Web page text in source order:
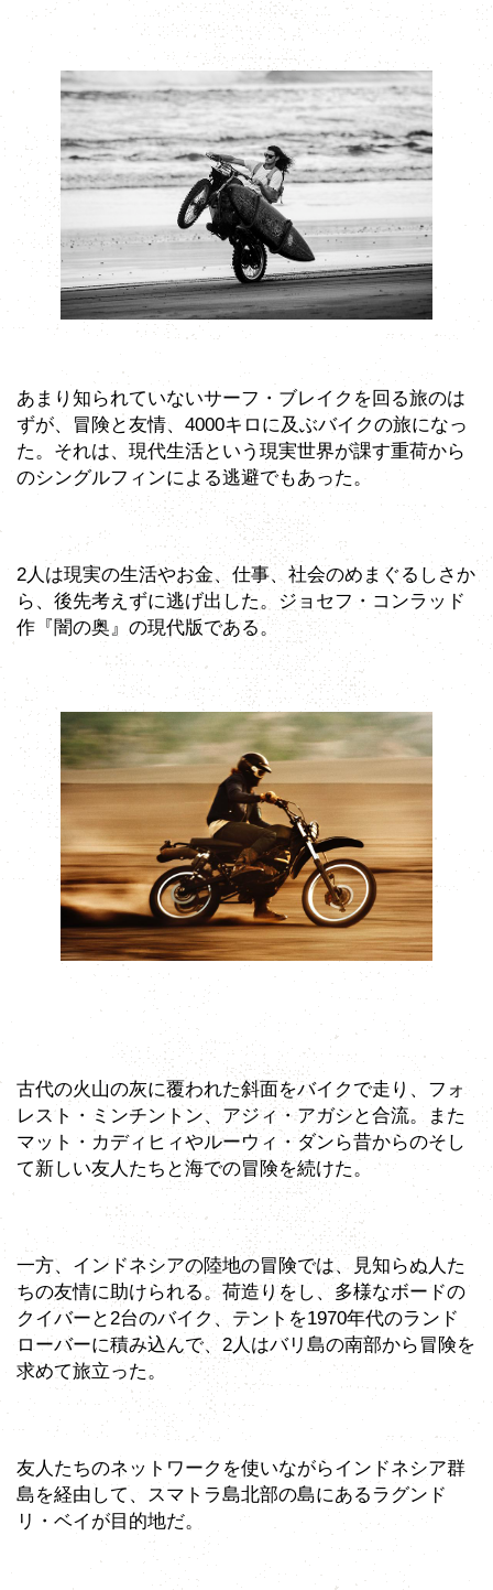
あまり知られていないサーフ・ブレイクを回る旅のは
ずが、冒険と友情、4000キロに及ぶバイクの旅になっ
た。それは、現代生活という現実世界が課す重荷から
のシングルフィンによる逃避でもあった。
2人は現実の生活やお金、仕事、社会のめまぐるしさか
ら、後先考えずに逃げ出した。ジョセフ・コンラッド
作『闇の奥』の現代版である。
古代の火山の灰に覆われた斜面をバイクで走り、フォ
レスト・ミンチントン、アジィ・アガシと合流。また
マット・カディヒィやルーウィ・ダンら昔からのそし
て新しい友人たちと海での冒険を続けた。
一方、インドネシアの陸地の冒険では、見知らぬ人た
ちの友情に助けられる。荷造りをし、多様なボードの
クイバーと2台のバイク、テントを1970年代のランド
ローバーに積み込んで、2人はバリ島の南部から冒険を
求めて旅立った。
友人たちのネットワークを使いながらインドネシア群
島を経由して、スマトラ島北部の島にあるラグンド
リ・ベイが目的地だ。